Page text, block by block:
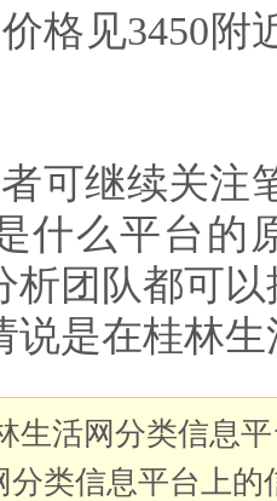
见3450附
继续关注笔
什么平台的
析团队都可
说是在桂林
生活网分类信息
分类信息平台上